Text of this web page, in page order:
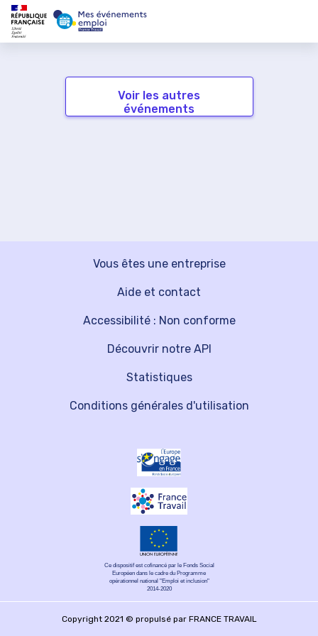
Voir les autres
événements
Vous êtes une entreprise
Découvrir notre API
Aide et contact
Statistiques
Accessibilité : Non conforme
Conditions générales d'utilisation
Ce dispositif est cofinancé par le Fonds Social
Européen dans le cadre du Programme
opérationnel national "Emploi et inclusion"
2014-2020
Copyright 2021 © propulsé par FRANCE TRAVAIL